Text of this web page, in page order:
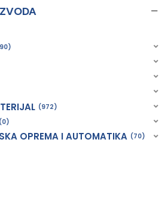
972
0
OPREMA I AUTOMATIKA 70